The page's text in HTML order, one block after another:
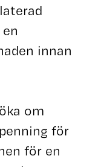
innan
om
för
för en